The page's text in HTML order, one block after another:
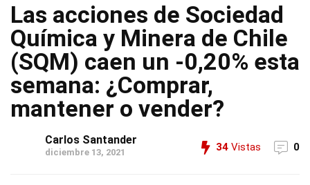
Las acciones de Sociedad
Química y Minera de Chile
(SQM) caen un -0,20% esta
semana: ¿Comprar,
mantener o vender?
Carlos Santander
diciembre 13, 2021 34 Vistas 0